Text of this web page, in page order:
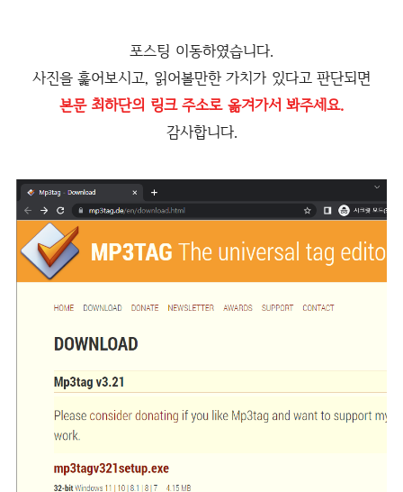
포스팅 이동하였습니다.
사진을 훑어보시고, 읽어볼만한 가치가 있다고 판단되면
본문 최하단의 링크 주소로 옮겨가서 봐주세요.
감사합니다.